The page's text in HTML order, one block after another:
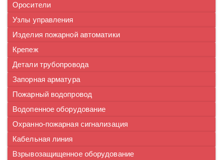
Оросители
Узлы управления
Изделия пожарной автоматики
Крепеж
Детали трубопровода
Запорная арматура
Пожарный водопровод
Водопенное оборудование
Охранно-пожарная сигнализация
Кабельная линия
Взрывозащищенное оборудование